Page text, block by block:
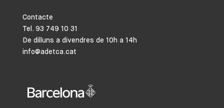
Contacte
Tel. 93 749 10 31
De dilluns a divendres de 10h a 14h
info@adetca.cat